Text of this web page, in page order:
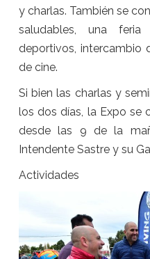
y charlas. También se
saludables, una
deportivos, intercambio
de cine.
Si bien las charlas y
los dos días, la Expo se
desde las 9 de la
Intendente Sastre y su
Actividades